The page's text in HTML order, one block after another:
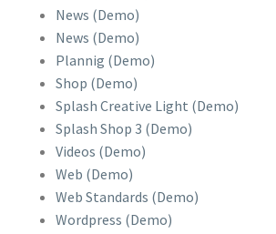
News (Demo)
News (Demo)
Plannig (Demo)
Shop (Demo)
Splash Creative Light (Demo)
Splash Shop 3 (Demo)
Videos (Demo)
Web (Demo)
Web Standards (Demo)
Wordpress (Demo)